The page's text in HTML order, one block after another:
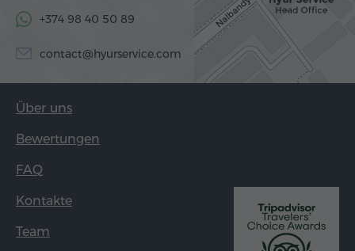
+374 98 40 50 89
contact@hyurservice.com
Über uns
Bewertungen
FAQ
Kontakte
Team